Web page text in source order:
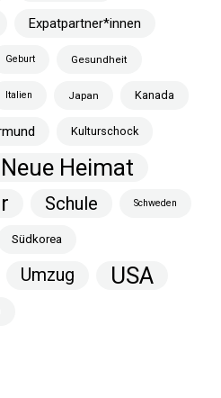
Expatpartner*innen
Geburt Gesundheit
Italien Japan Kanada
Kulturschock
Neue Heimat
Schule Schweden
Südkorea
Umzug USA